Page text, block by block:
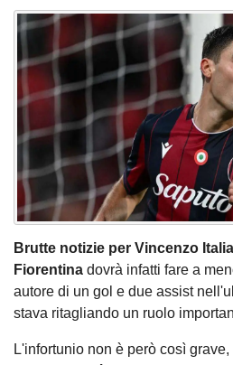
Brutte notizie per Vincenzo
Fiorentina dovrà infatti fare a
autore di un gol e due assist
stava ritagliando un ruolo
L'infortunio non è però così